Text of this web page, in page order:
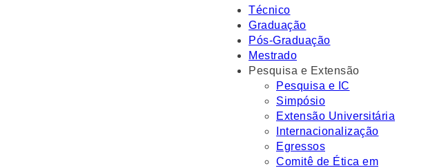
Técnico
Graduação
Pós-Graduação
Mestrado
Pesquisa e Extensão
Pesquisa e IC
Simpósio
Extensão Universitária
Internacionalização
Egressos
Comitê de Ética em